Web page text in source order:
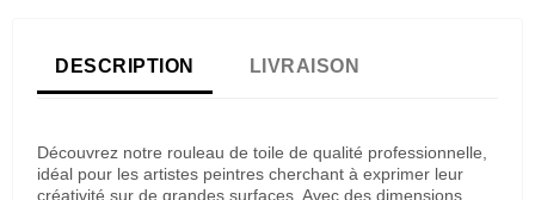
DESCRIPTION LIVRAISON
Découvrez notre rouleau de toile de qualité professionnelle,
idéal pour les artistes peintres cherchant à exprimer leur
créativité sur de grandes surfaces. Avec des dimensions